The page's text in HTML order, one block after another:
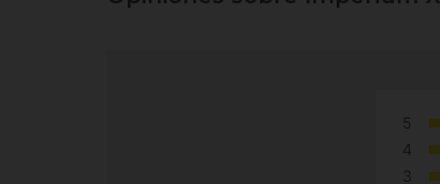
5
4
3